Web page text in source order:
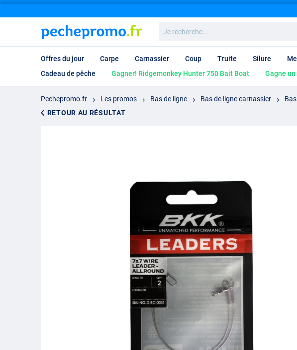
recherche...
Offres du jour Carpe Carnassier Coup Truite Silure
Cadeau de pêche
Gagner! Ridgemonkey Hunter 750 Bait Boat Gagne
Pechepromo.fr Les promos Bas de ligne Bas de ligne carnassier
RETOUR AU RÉSULTAT